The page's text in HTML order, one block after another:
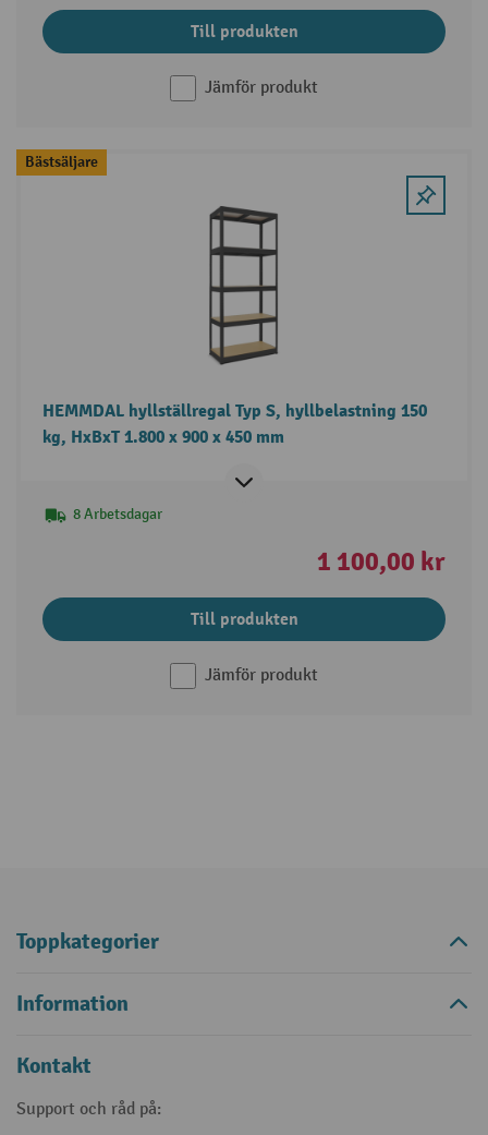
Till produkten
Jämför produkt
Bästsäljare
HEMMDAL hyllställregal Typ S, hyllbelastning 150
kg, HxBxT 1.800 x 900 x 450 mm
8 Arbetsdagar
1 100,00 kr
Till produkten
Jämför produkt
Toppkategorier
Information
Kontakt
Support och råd på: